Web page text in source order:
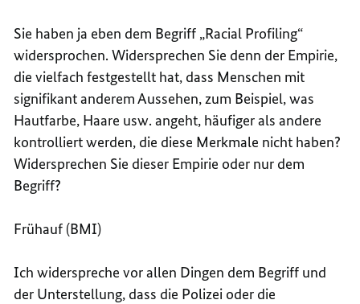
Sie haben ja eben dem Begriff „Racial Profiling“
widersprochen. Widersprechen Sie denn der Empirie,
die vielfach festgestellt hat, dass Menschen mit
signifikant anderem Aussehen, zum Beispiel, was
Hautfarbe, Haare usw. angeht, häufiger als andere
kontrolliert werden, die diese Merkmale nicht haben?
Widersprechen Sie dieser Empirie oder nur dem
Begriff?
Frühauf (BMI)
Ich widerspreche vor allen Dingen dem Begriff und
der Unterstellung, dass die Polizei oder die